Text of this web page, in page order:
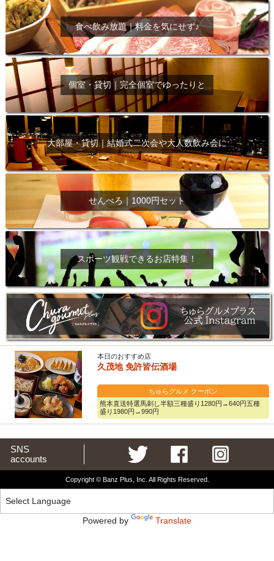
食べ飲み放題｜料金を気にせず♪
個室・貸切｜完全個室でゆったりと
大部屋・貸切｜結婚式二次会や大人数飲み会に
せんべろ｜1000円セット
スポーツ観戦できるお店特集！
本日のおすすめ店
久茂地 免許皆伝酒場
ちゅらグルメ クーポン
熊本直送特選馬刺し半額三種盛り1280円→640円五種
盛り1980円→990円
SNS
accounts
Copyright © Banz Plus, Inc. All Rights Reserved.
Powered by Translate